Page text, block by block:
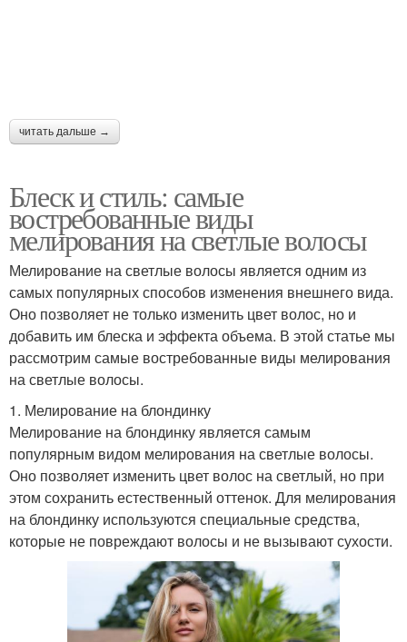
читать дальше →
Блеск и стиль: самые
востребованные виды
мелирования на светлые волосы
Мелирование на светлые волосы является одним из
самых популярных способов изменения внешнего вида.
Оно позволяет не только изменить цвет волос, но и
добавить им блеска и эффекта объема. В этой статье мы
рассмотрим самые востребованные виды мелирования
на светлые волосы.
1. Мелирование на блондинку
Мелирование на блондинку является самым
популярным видом мелирования на светлые волосы.
Оно позволяет изменить цвет волос на светлый, но при
этом сохранить естественный оттенок. Для мелирования
на блондинку используются специальные средства,
которые не повреждают волосы и не вызывают сухости.